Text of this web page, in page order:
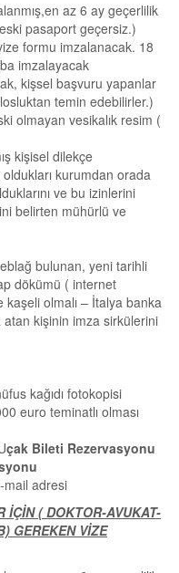
az 6 ay geçerlilik
pasaport geçersiz.)
formu imzalanacak. 18
imzalayacak
kişsel başvuru yapanlar
temin edebilirler.)
olmayan vesikalık resim (
kişisel dilekçe
kurumdan orada
ve bu izinlerini
belirten mühürlü ve
bulunan, yeni tarihli
dökümü ( internet
kaşeli olmalı – İtalya banka
kişinin imza sirkülerini
kağıdı fotokopisi
euro teminatlı olması
çak Bileti Rezervasyonu
mail adresi
İÇİN ( DOKTOR-AVUKAT-
GEREKEN VİZE